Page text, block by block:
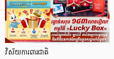
វិស័យការពារជាតិ